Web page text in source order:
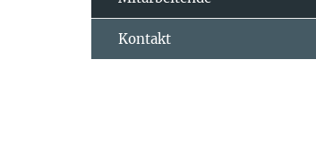
Kontakt